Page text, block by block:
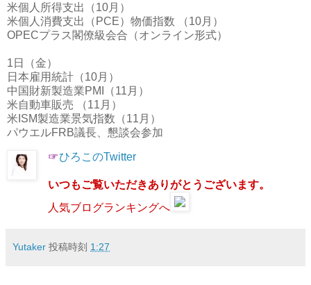
米個人所得支出（10月）
米個人消費支出（PCE）物価指数 （10月）
OPECプラス閣僚級会合（オンライン形式）
1日（金）
日本雇用統計（10月）
中国財新製造業PMI（11月）
米自動車販売 （11月）
米ISM製造業景気指数（11月）
パウエルFRB議長、懇談会参加
☞ひろこのTwitter
いつもご覧いただきありがとうございます。
人気ブログランキングへ
Yutaker 投稿時刻 1:27